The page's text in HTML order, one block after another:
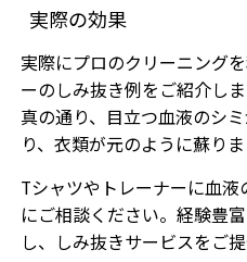
実際の効果
実際にプロのクリーニング
ーのしみ抜き例をご紹介し
真の通り、目立つ血液のシ
り、衣類が元のように蘇りま
Tシャツやトレーナーに血
にご相談ください。経験豊
し、しみ抜きサービスをご提